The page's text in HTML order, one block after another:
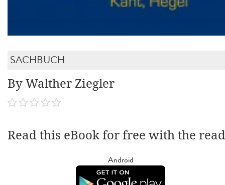
SACHBUCH
By Walther Ziegler
Read this eBook for free with the
Android